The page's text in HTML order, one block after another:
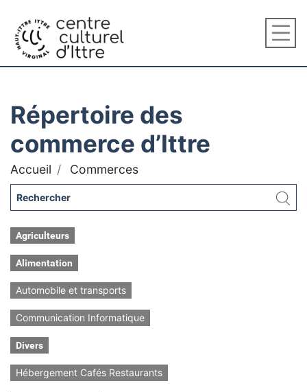
Répertoire des
commerce d’Ittre
Accueil Commerces
Agriculteurs
Alimentation
Automobile et transports
Communication Informatique
Divers
Hébergement Cafés Restaurants